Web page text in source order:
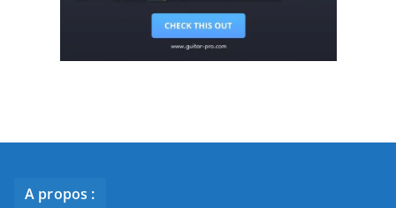
A propos :